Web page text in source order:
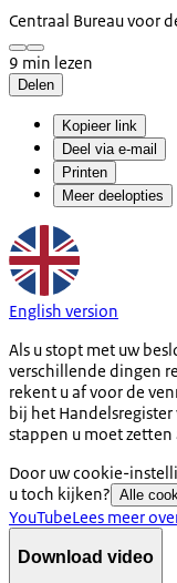
Centraal Bureau voor
9 min lezen
Delen
Kopieer link
Deel via e-mail
Printen
Meer deelopties
English version
Als u stopt met uw
verschillende dingen
rekent u af voor de
bij het Handelsregister
stappen u moet zetten
Door uw cookie-
u toch kijken? Alle
YouTubeLees meer
Download video